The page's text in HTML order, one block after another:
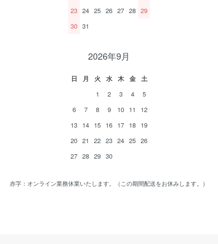
23 24 25 26 27 28 29
30 31
2026年9月
日 月 火 水 木 金
土
1
2 3 4
5
6
7 8 9 10 11
12
13 14 15 16 17 18 19
20 21 22 23 24 25 26
27 28 29 30
赤字：オンライン業務休業いたします。（この期間配送をお休みします。）